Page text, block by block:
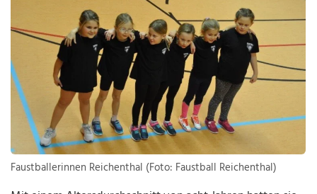
Faustballerinnen Reichenthal (Foto: Faustball Reichenthal)